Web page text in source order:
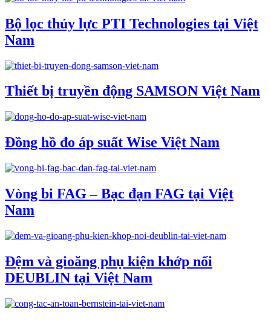
Bộ lọc thủy lực PTI Technologies tại Việt
Nam
Thiết bị truyền động SAMSON Việt Nam
Đồng hồ đo áp suất Wise Việt Nam
Vòng bi FAG – Bạc đạn FAG tại Việt
Nam
Đệm và gioăng phụ kiện khớp nối
DEUBLIN tại Việt Nam